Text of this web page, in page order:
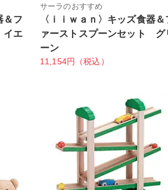
＆フ
イエ
サーラのおすすめ
〈ｉｉｗａｎ〉キッズ食器＆
ァーストスプーンセット グ
ーン
11,154円（税込）